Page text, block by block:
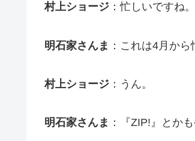
村上ショージ ：忙しいですね。
明石家さんま ：これは4月か
村上ショージ ：うん。
明石家さんま ：『ZIP!』とか